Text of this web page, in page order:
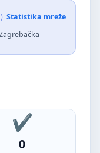
Statistika mreže
0